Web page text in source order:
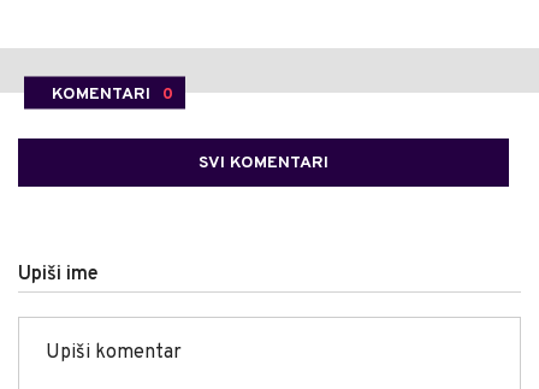
KOMENTARI 0
SVI KOMENTARI
Upiši ime